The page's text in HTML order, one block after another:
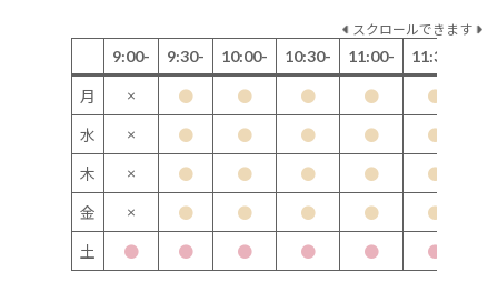
スクロールできます
9:00- 9:30- 10:00- 10:30- 11:00- 11:30-
月 × ● ● ● ● ●
水 × ● ● ● ● ●
木 × ● ● ● ● ●
金 × ● ● ● ● ●
土 ● ● ● ● ● ●